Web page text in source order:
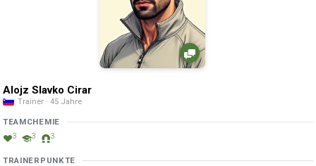
Alojz Slavko Cirar
Trainer · 45 Jahre
TEAMCHEMIE
3 3 3
TRAINERPUNKTE